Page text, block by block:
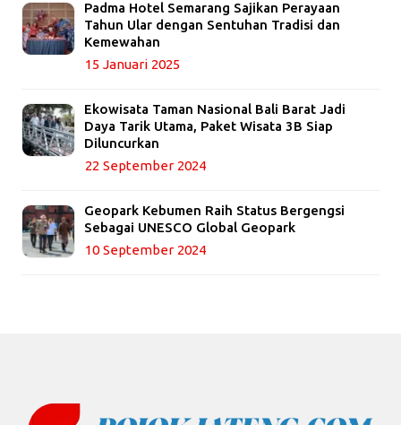
Padma Hotel Semarang Sajikan Perayaan
Tahun Ular dengan Sentuhan Tradisi dan
Kemewahan
15 Januari 2025
Ekowisata Taman Nasional Bali Barat Jadi
Daya Tarik Utama, Paket Wisata 3B Siap
Diluncurkan
22 September 2024
Geopark Kebumen Raih Status Bergengsi
Sebagai UNESCO Global Geopark
10 September 2024